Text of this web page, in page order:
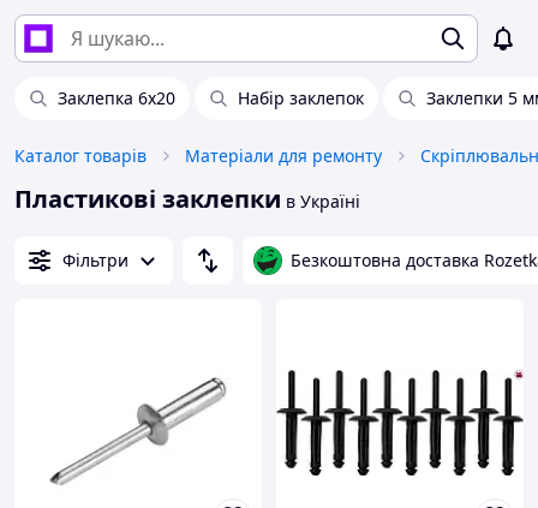
Заклепка 6х20 Набір заклепок Заклепки 5
Каталог товарів Матеріали для ремонту
Пластикові заклепки в Україні
Фільтри Безкоштовна доставка